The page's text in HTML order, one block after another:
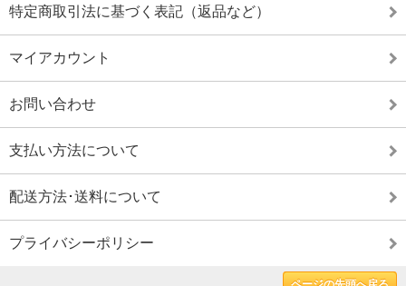
特定商取引法に基づく表記（返品など）
マイアカウント
お問い合わせ
支払い方法について
配送方法･送料について
プライバシーポリシー